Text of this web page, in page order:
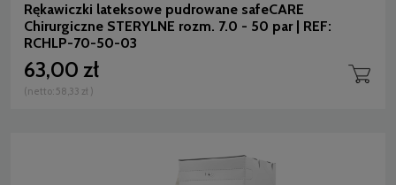
Rękawiczki lateksowe pudrowane safeCARE
Chirurgiczne STERYLNE rozm. 7.0 - 50 par | REF:
RCHLP-70-50-03
63,00 zł
(netto: 58,33 zł )